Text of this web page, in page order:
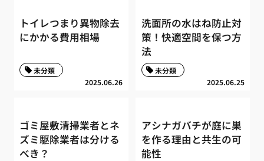
トイレつまり異物除去
にかかる費用相場
2025.06.26
未分類
洗面所の水はね防止対
策！快適空間を保つ方
法
2025.06.25
未分類
ゴミ屋敷清掃業者とネ
ズミ駆除業者は分ける
べき？
アシナガバチが庭に巣
を作る理由と共生の可
能性